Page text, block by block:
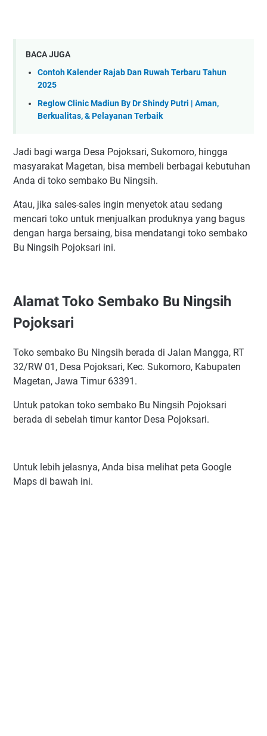
BACA JUGA
Contoh Kalender Rajab Dan Ruwah Terbaru Tahun
2025
Reglow Clinic Madiun By Dr Shindy Putri | Aman,
Berkualitas, & Pelayanan Terbaik
Jadi bagi warga Desa Pojoksari, Sukomoro, hingga
masyarakat Magetan, bisa membeli berbagai kebutuhan
Anda di toko sembako Bu Ningsih.
Atau, jika sales-sales ingin menyetok atau sedang
mencari toko untuk menjualkan produknya yang bagus
dengan harga bersaing, bisa mendatangi toko sembako
Bu Ningsih Pojoksari ini.
Alamat Toko Sembako Bu Ningsih
Pojoksari
Toko sembako Bu Ningsih berada di Jalan Mangga, RT
32/RW 01, Desa Pojoksari, Kec. Sukomoro, Kabupaten
Magetan, Jawa Timur 63391.
Untuk patokan toko sembako Bu Ningsih Pojoksari
berada di sebelah timur kantor Desa Pojoksari.
Untuk lebih jelasnya, Anda bisa melihat peta Google
Maps di bawah ini.